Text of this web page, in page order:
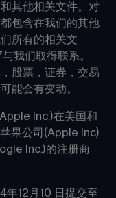
其他相关文件。对
包含在我们的其他
所有的相关文
我们取得联系。
股票，证券，交易
能会有变动。
Inc.)在美国和
果公司(Apple Inc)
Inc.)的注册商
12月10 日提交至